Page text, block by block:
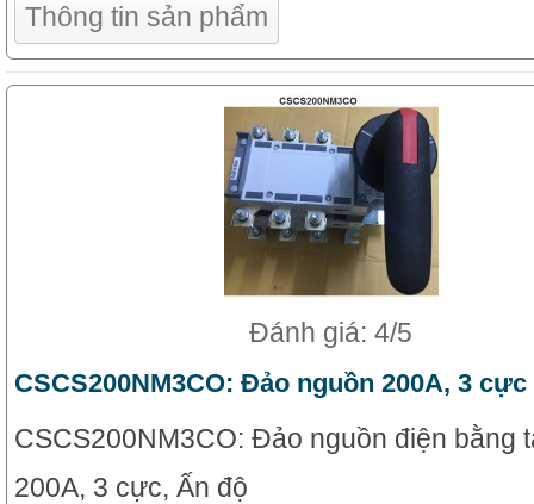
Thông tin sản phẩm
Đánh giá: 4/5
CSCS200NM3CO: Đảo nguồn 200A, 3 cực
CSCS200NM3CO: Đảo nguồn điện bằng
200A, 3 cực, Ấn độ